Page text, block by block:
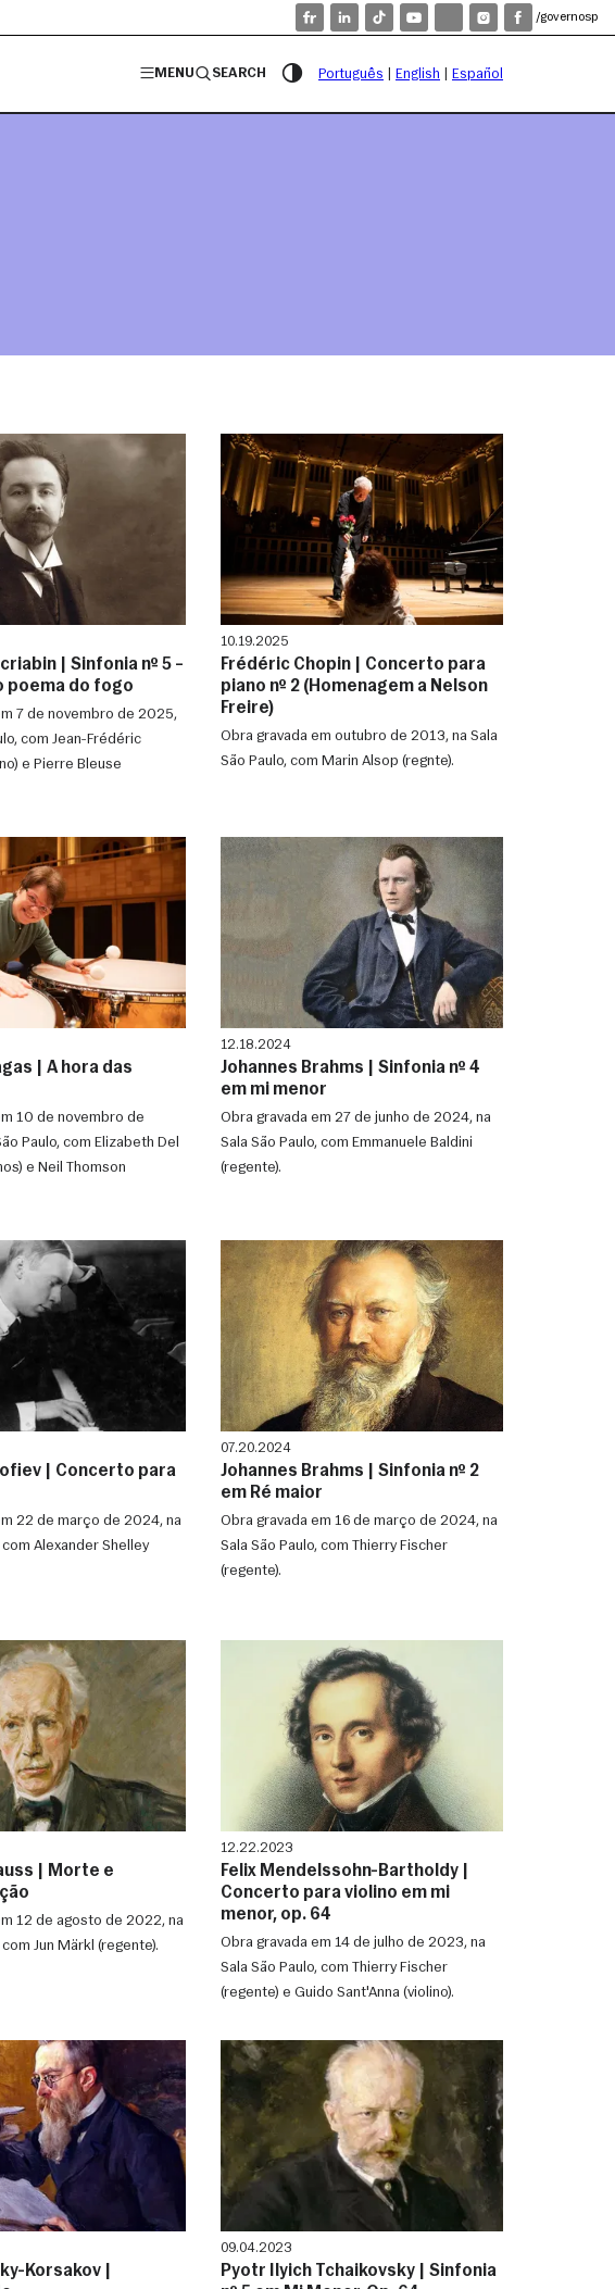
/governosp
MENU SEARCH Português English Español
| Sinfonia nº 5 –
poema do fogo
7 de novembro de 2025,
com Jean-Frédéric
e Pierre Bleuse
10.19.2025
Frédéric Chopin | Concerto para
piano nº 2 (Homenagem a Nelson
Freire)
Obra gravada em outubro de 2013, na Sala
São Paulo, com Marin Alsop (regnte).
| A hora das
10 de novembro de
Paulo, com Elizabeth Del
e Neil Thomson
12.18.2024
Johannes Brahms | Sinfonia nº 4
em mi menor
Obra gravada em 27 de junho de 2024, na
Sala São Paulo, com Emmanuele Baldini
(regente).
| Concerto para
22 de março de 2024, na
com Alexander Shelley
07.20.2024
Johannes Brahms | Sinfonia nº 2
em Ré maior
Obra gravada em 16 de março de 2024, na
Sala São Paulo, com Thierry Fischer
(regente).
| Morte e
12 de agosto de 2022, na
Jun Märkl (regente).
12.22.2023
Felix Mendelssohn-Bartholdy |
Concerto para violino em mi
menor, op. 64
Obra gravada em 14 de julho de 2023, na
Sala São Paulo, com Thierry Fischer
(regente) e Guido Sant'Anna (violino).
Korsakov |
09.04.2023
Pyotr Ilyich Tchaikovsky | Sinfonia